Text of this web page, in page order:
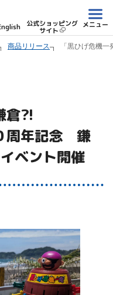
公式ショッピング
サイト
メニュー
商品リリース 「黒ひげ危機
倉?!
周年記念 鎌
ベント開催